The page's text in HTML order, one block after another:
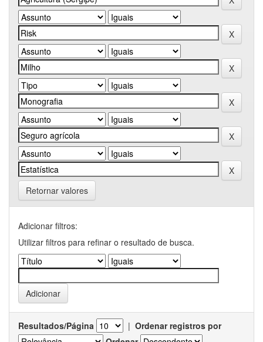
Retornar valores
Adicionar filtros:
Utilizar filtros para refinar o resultado de busca.
Resultados/Página | Ordenar registros por